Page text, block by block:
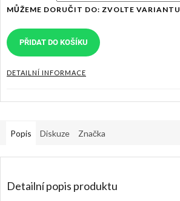
MŮŽEME DORUČIT DO: ZVOLTE VARIANTU
PŘIDAT DO KOŠÍKU
DETAILNÍ INFORMACE
Popis Diskuze Značka
Detailní popis produktu